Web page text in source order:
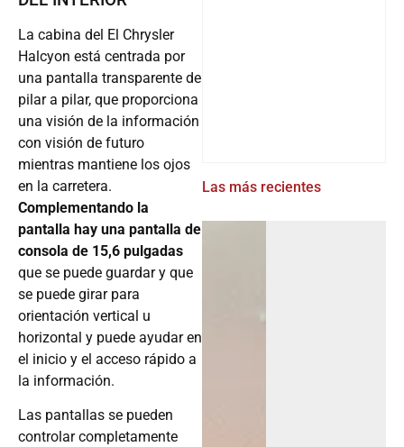
La cabina del El Chrysler
Halcyon está centrada por
una pantalla transparente de
pilar a pilar, que proporciona
una visión de la información
con visión de futuro
mientras mantiene los ojos
en la carretera.
Complementando la
pantalla hay una pantalla de
consola de 15,6 pulgadas
que se puede guardar y que
se puede girar para
orientación vertical u
horizontal y puede ayudar en
el inicio y el acceso rápido a
la información.
Las pantallas se pueden
controlar completamente
Las más recientes